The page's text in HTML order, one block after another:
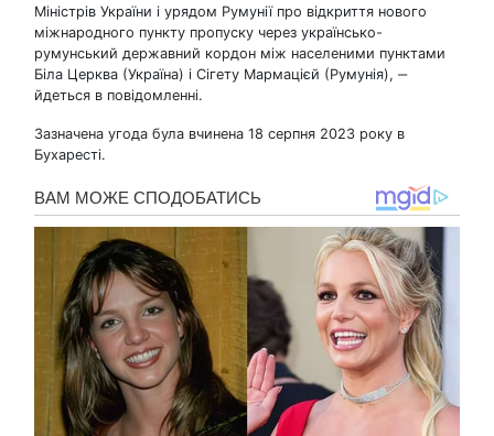
Міністрів України і урядом Румунії про відкриття нового
міжнародного пункту пропуску через українсько-
румунський державний кордон між населеними пунктами
Біла Церква (Україна) і Сігету Мармацієй (Румунія), ‒
йдеться в повідомленні.
Зазначена угода була вчинена 18 серпня 2023 року в
Бухаресті.